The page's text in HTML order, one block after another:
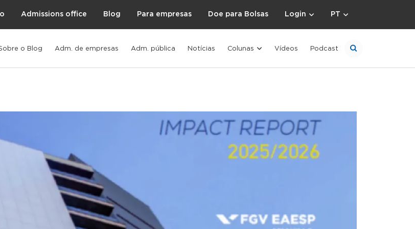
Admissions office Blog Para empresas Doe para Bolsas Login PT
o Blog Adm. de empresas Adm. pública Notícias Colunas Vídeos Podcast